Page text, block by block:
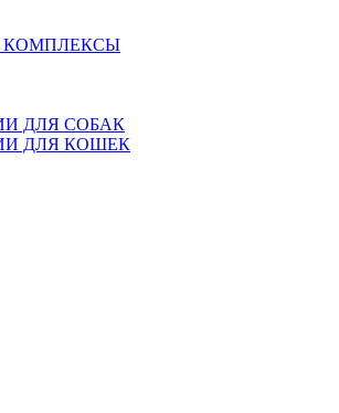
КОМПЛЕКСЫ
ДЛЯ СОБАК
ДЛЯ КОШЕК